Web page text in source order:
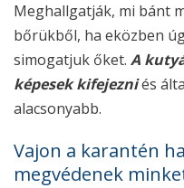
Meghallgatják, mi bánt
bőrükből, ha eközben
simogatjuk őket. A
képesek kifejezniés
alacsonyabb.
Vajon a karantén
megvédenek